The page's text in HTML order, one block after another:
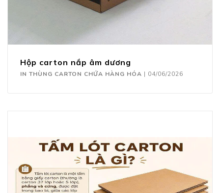
Hộp carton nắp âm dương
IN THÙNG CARTON CHỨA HÀNG HÓA | 04/06/2026